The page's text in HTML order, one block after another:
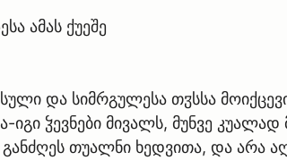
ამას ქუეშე
და სიმრგულესა თჳსსა
ჴევნები მივალს, მუნვე კუალად
თუალნი ხედვითა, და არა